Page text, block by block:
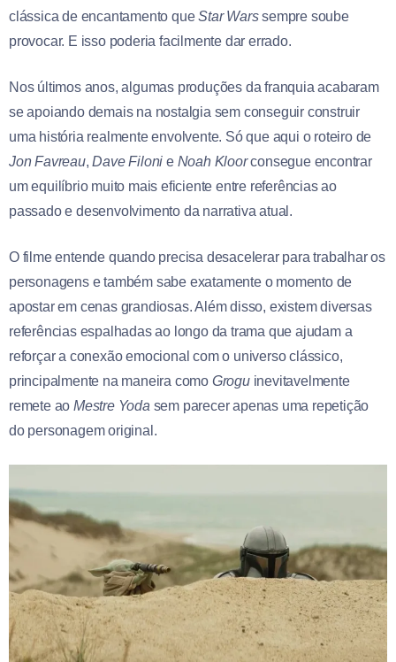
clássica de encantamento queStar Warssempre soube
provocar. E isso poderia facilmente dar errado.
Nos últimos anos, algumas produções da franquia acabaram
se apoiando demais na nostalgia sem conseguir construir
uma história realmente envolvente. Só que aqui o roteiro de
Jon Favreau,Dave Filoni e Noah Kloorconsegue encontrar
um equilíbrio muito mais eficiente entre referências ao
passado e desenvolvimento da narrativa atual.
O filme entende quando precisa desacelerar para trabalhar os
personagens e também sabe exatamente o momento de
apostar em cenas grandiosas. Além disso, existem diversas
referências espalhadas ao longo da trama que ajudam a
reforçar a conexão emocional com o universo clássico,
principalmente na maneira como Groguinevitavelmente
remete ao Mestre Yoda sem parecer apenas uma repetição
do personagem original.